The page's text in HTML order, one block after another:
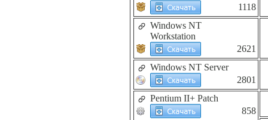
1118
Windows NT
Workstation
2621
Windows NT Server
2801
Pentium II+ Patch
858